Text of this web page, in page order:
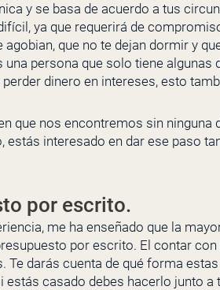
y se basa de acuerdo a tus
ya que requerirá de
que no te dejan dormir y
persona que solo tiene algunas
dinero en intereses, esto
que nos encontremos sin ninguna
estás interesado en dar ese paso
por escrito.
me ha enseñado que la
por escrito. El contar
darás cuenta de qué forma
casado debes hacerlo junto a